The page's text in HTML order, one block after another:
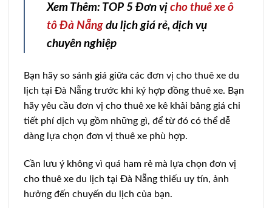
Xem Thêm: TOP 5 Đơn vị cho thuê xe ô
tô Đà Nẵng du lịch giá rẻ, dịch vụ
chuyên nghiệp
Bạn hãy so sánh giá giữa các đơn vị cho thuê xe du
lịch tại Đà Nẵng trước khi ký hợp đồng thuê xe. Bạn
hãy yêu cầu đơn vị cho thuê xe kê khải bảng giá chi
tiết phí dịch vụ gồm những gì, để từ đó có thể dễ
dàng lựa chọn đơn vị thuê xe phù hợp.
Cần lưu ý không vì quá ham rẻ mà lựa chọn đơn vị
cho thuê xe du lịch tại Đà Nẵng thiếu uy tín, ảnh
hưởng đến chuyến du lịch của bạn.